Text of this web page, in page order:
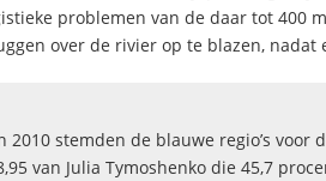
problemen van de daar tot 400
over de rivier op te blazen, nadat
2010 stemden de blauwe regio’s voor
van Julia Tymoshenko die 45,7